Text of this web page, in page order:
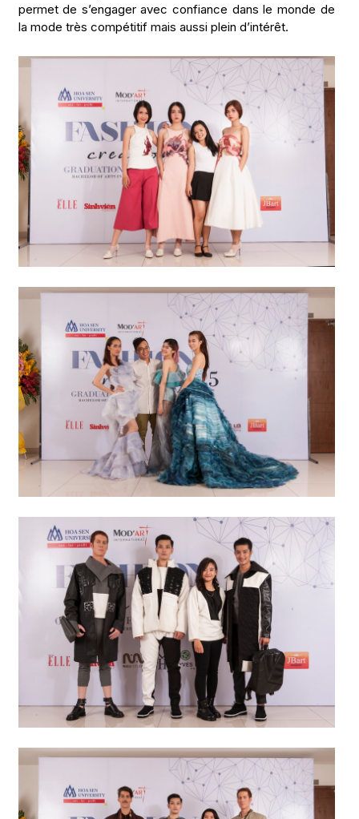
permet de s’engager avec confiance dans le monde de
la mode très compétitif mais aussi plein d’intérêt.